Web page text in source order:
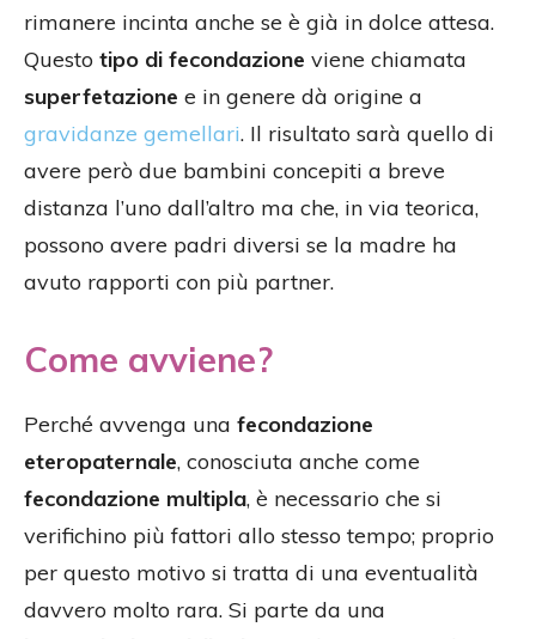
rimanere incinta anche se è già in dolce attesa.
Questo tipo di fecondazione viene chiamata
superfetazione e in genere dà origine a
gravidanze gemellari. Il risultato sarà quello di
avere però due bambini concepiti a breve
distanza l’uno dall’altro ma che, in via teorica,
possono avere padri diversi se la madre ha
avuto rapporti con più partner.
Come avviene?
Perché avvenga una fecondazione
eteropaternale, conosciuta anche come
fecondazione multipla, è necessario che si
verifichino più fattori allo stesso tempo; proprio
per questo motivo si tratta di una eventualità
davvero molto rara. Si parte da una